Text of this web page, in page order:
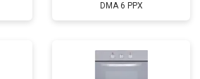
DMA 6 PPX